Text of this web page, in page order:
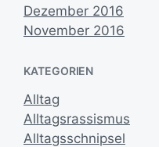
Dezember 2016
November 2016
KATEGORIEN
Alltag
Alltagsrassismus
Alltagsschnipsel